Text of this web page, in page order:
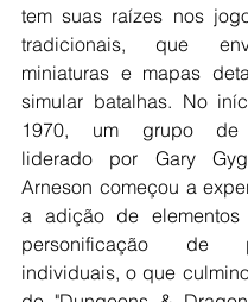
tem suas raízes nos
tradicionais, que
miniaturas e mapas
simular batalhas. No
1970, um grupo de
liderado por Gary
Arneson começou a
a adição de elementos
personificação de
individuais, o que